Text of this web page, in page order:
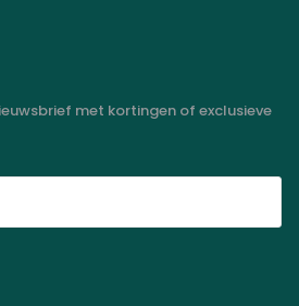
met kortingen of exclusieve